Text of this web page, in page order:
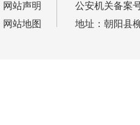
网站声明
网站地图
公安机关备案
地址：朝阳县